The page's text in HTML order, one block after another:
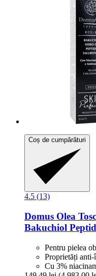
Coș de cumpărături
4.5 (13)
Domus Olea
Bakuchiol
Pentru pielea
Proprietăți anti-
Cu 3%